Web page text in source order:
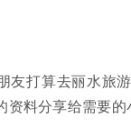
友打算去丽水旅
料分享给需要的